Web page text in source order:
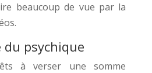
beaucoup de vue par la
du psychique
à verser une somme